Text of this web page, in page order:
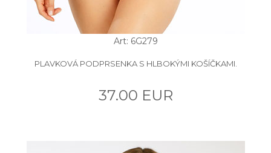
Art: 6G279
PLAVKOVÁ PODPRSENKA S HLBOKÝMI KOŠÍČKAMI.
37.00 EUR